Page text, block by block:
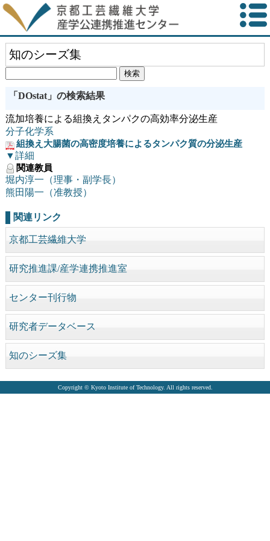
知のシーズ集
「DOstat」の検索結果
流加培養による組換えタンパクの高効率分泌生産
分子化学系
組換え大腸菌の高密度培養によるタンパク質の分泌生産
▼詳細
関連教員
堀内淳一（理事・副学長）
熊田陽一（准教授）
関連リンク
京都工芸繊維大学
研究推進課/産学連携推進室
センター刊行物
研究者データベース
知のシーズ集
Copyright © Kyoto Institute of Technology. All rights reserved.